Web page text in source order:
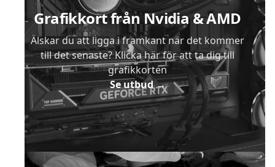
Grafikkort från Nvidia & AMD
Älskar du att ligga i framkant när det kommer
till det senaste? Klicka här för att ta dig till
grafikkorten
Se utbud→